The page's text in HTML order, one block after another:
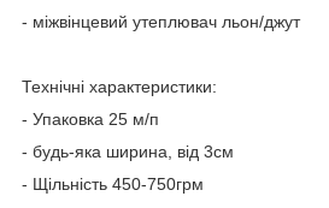
- міжвінцевий утеплювач льон/джут
Технічні характеристики:
- Упаковка 25 м/п
- будь-яка ширина, від 3см
- Щільність 450-750грм